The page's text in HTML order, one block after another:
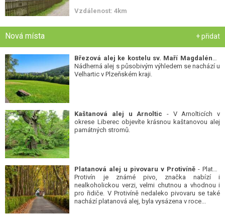
Vzdálenost: 4km
Nová místa + přidat
Březová alej ke kostelu sv. Maří Magdalény-
Nádherná alej s působivým výhledem se nachází u
Velhartic v Plzeňském kraji.
Kaštanová alej u Arnoltic - V Arnolticích v
okrese Liberec objevíte krásnou kaštanovou alej
památných stromů.
Platanová alej u pivovaru v Protivíně - Platan
Protivín je známé pivo, značka nabízí i
nealkoholickou verzi, velmi chutnou a vhodnou i
pro řidiče. V Protivíně nedaleko pivovaru se také
nachází platanová alej, byla vysázena v roce...